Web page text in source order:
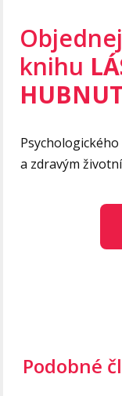
knihu
a zdravým
Podobné